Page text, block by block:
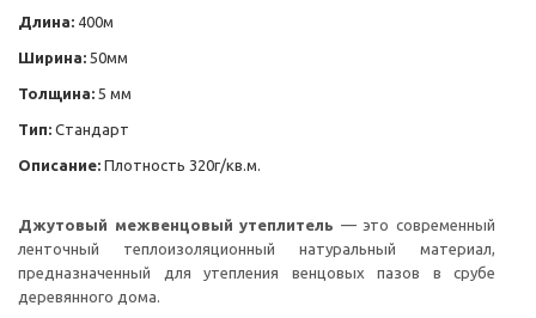
Длина: 400м
Ширина: 50мм
Толщина: 5 мм
Тип: Стандарт
Описание: Плотность 320г/кв.м.
Джутовый межвенцовый утеплитель — это современный
ленточный теплоизоляционный натуральный материал,
предназначенный для утепления венцовых пазов в срубе
деревянного дома.